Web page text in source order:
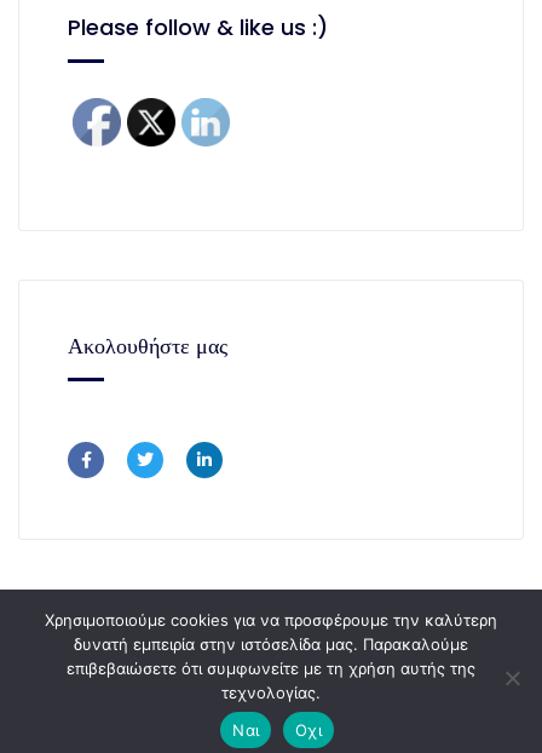
Please follow & like us :)
Ακολουθήστε μας
Copyright © 365Consulting 2024.
Χρησιμοποιούμε cookies για να προσφέρουμε την καλύτερη
δυνατή εμπειρία στην ιστόσελίδα μας. Παρακαλούμε
επιβεβαιώσετε ότι συμφωνείτε με τη χρήση αυτής της
τεχνολογίας.
Ναι
Οχι